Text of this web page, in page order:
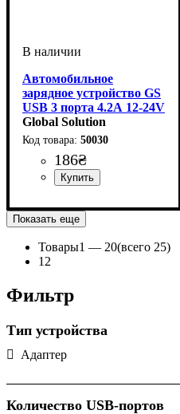
Автомобильное
зарядное устройство GS
USB 3 порта 4.2А 12-24V
быстрая зарядка
Global Solution
50030
186₴
Показать еще
Товары1 — 20(всего 25)
1 2
Фильтр
Тип устройства
Адаптер
Количество USB-портов